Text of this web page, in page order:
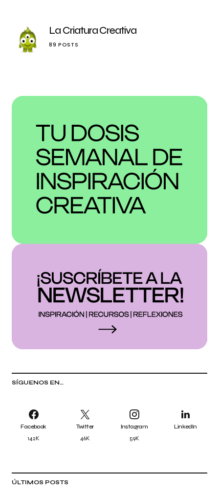
SÍGUENOS EN…
Facebook
142K
Twitter
46K
Instagram
59K
LinkedIn
ÚLTIMOS POSTS
La Criatura Creativa
89 POSTS